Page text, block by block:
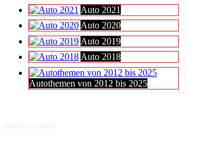
Auto 2021
Auto 2020
Auto 2019
Auto 2018
Autothemen von 2012 bis 2025